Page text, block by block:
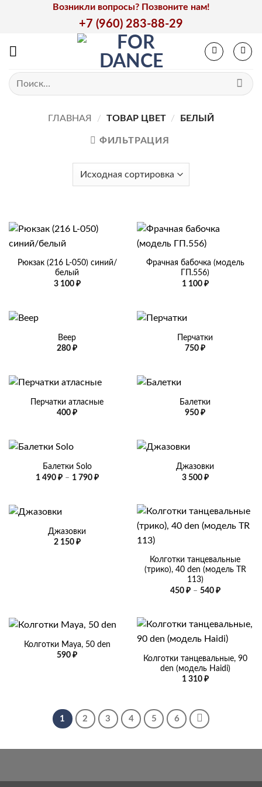
Возникли вопросы? Позвоните нам!
+7 (960) 283-88-29
Искать:
ГЛАВНАЯ / ТОВАР ЦВЕТ / БЕЛЫЙ
ФИЛЬТРАЦИЯ
Рюкзак (216 L-050) синий/
белый
3 100 ₽
Фрачная бабочка (модель
ГП.556)
1 100 ₽
Веер
280 ₽
Перчатки
750 ₽
Перчатки атласные
400 ₽
Балетки
950 ₽
Балетки Solo
1 490 ₽ – 1 790 ₽Диапазон
Джазовки
3 500 ₽
Джазовки
2 150 ₽
Колготки танцевальные
(трико), 40 den (модель TR
113)
450 ₽ – 540 ₽Диапазон
Колготки Maya, 50 den
590 ₽
Колготки танцевальные, 90
den (модель Haidi)
1 310 ₽
1 2 3 4 5 6